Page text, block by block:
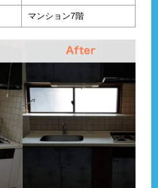
マンション7階